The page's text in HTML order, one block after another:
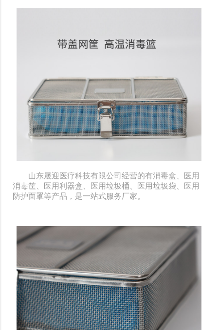
山东晟迎医疗科技有限公司经营的有消毒盒、医用
消毒筐、医用利器盒、医用垃圾桶、医用垃圾袋、医用
防护面罩等产品，是一站式服务厂家。